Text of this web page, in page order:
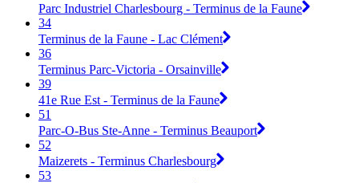
Parc Industriel Charlesbourg - Terminus de la Faune
34
Terminus de la Faune - Lac Clément
36
Terminus Parc-Victoria - Orsainville
39
41e Rue Est - Terminus de la Faune
51
Parc-O-Bus Ste-Anne - Terminus Beauport
52
Maizerets - Terminus Charlesbourg
53